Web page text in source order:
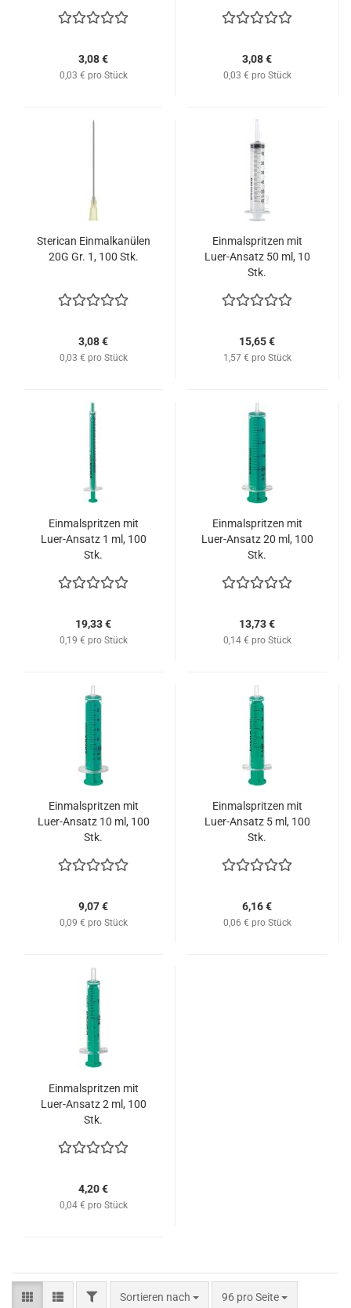
3,08 €
0,03 € pro Stück
3,08 €
0,03 € pro Stück
Sterican Einmalkanülen
20G Gr. 1, 100 Stk.
3,08 €
0,03 € pro Stück
Einmalspritzen mit
Luer-Ansatz 50 ml, 10
Stk.
15,65 €
1,57 € pro Stück
Einmalspritzen mit
Luer-Ansatz 1 ml, 100
Stk.
19,33 €
0,19 € pro Stück
Einmalspritzen mit
Luer-Ansatz 20 ml, 100
Stk.
13,73 €
0,14 € pro Stück
Einmalspritzen mit
Luer-Ansatz 10 ml, 100
Stk.
9,07 €
0,09 € pro Stück
Einmalspritzen mit
Luer-Ansatz 5 ml, 100
Stk.
6,16 €
0,06 € pro Stück
Einmalspritzen mit
Luer-Ansatz 2 ml, 100
Stk.
4,20 €
0,04 € pro Stück
FILTERSortieren nach
Sortieren nach 96 pro Seite
pro Seite